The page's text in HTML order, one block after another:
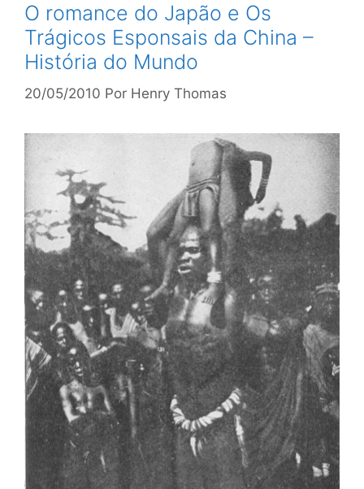
O romance do Japão e Os
Trágicos Esponsais da China –
História do Mundo
20/05/2010 Por Henry Thomas